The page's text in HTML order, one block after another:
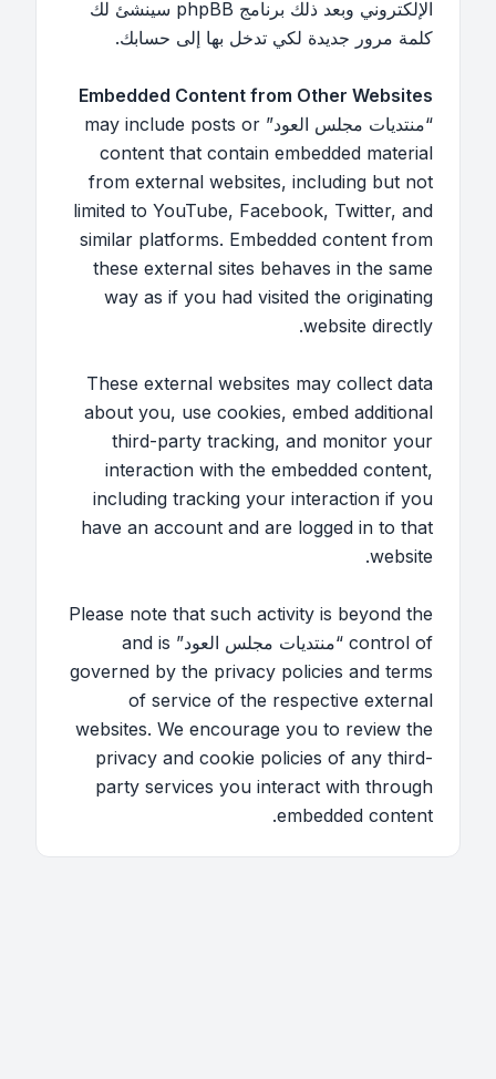
الإلكتروني وبعد ذلك برنامج phpBB سينشئ لك
كلمة مرور جديدة لكي تدخل بها إلى حسابك.
Embedded Content from Other Websites
“منتديات مجلس العود” may include posts or
content that contain embedded material
from external websites, including but not
limited to YouTube, Facebook, Twitter, and
similar platforms. Embedded content from
these external sites behaves in the same
way as if you had visited the originating
website directly.
These external websites may collect data
about you, use cookies, embed additional
third-party tracking, and monitor your
interaction with the embedded content,
including tracking your interaction if you
have an account and are logged in to that
website.
Please note that such activity is beyond the
control of “منتديات مجلس العود” and is
governed by the privacy policies and terms
of service of the respective external
websites. We encourage you to review the
privacy and cookie policies of any third-
party services you interact with through
embedded content.